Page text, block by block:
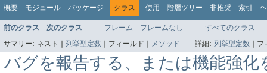
概要 モジュール パッケージ クラス 使用 階層ツリー 非推奨 索引
前のクラス 次のクラス フレーム フレームなし
すべてのクラス
サマリー: ネスト | 列挙型定数 | フィールド | メソッド 詳細: 列挙型定数 | フ
バグを報告する、または機能強化